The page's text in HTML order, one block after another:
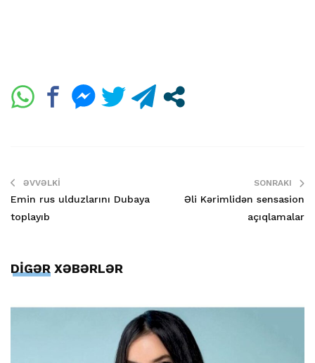
ƏVVƏLKI
Emin rus ulduzlarını Dubaya
toplayıb
SONRAKI
Əli Kərimlidən sensasion
açıqlamalar
DİGƏR XƏBƏRLƏR